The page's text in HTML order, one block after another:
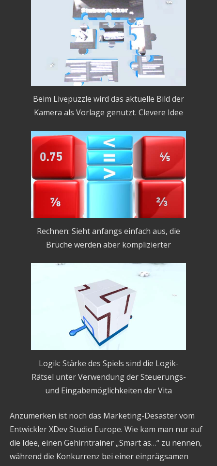
Beim Livepuzzle wird das aktuelle Bild der
Kamera als Vorlage genutzt. Clevere Idee
Rechnen: Sieht anfangs einfach aus, die
Brüche werden aber komplizierter
Logik: Stärke des Spiels sind die Logik-
Rätsel unter Verwendung der Steuerungs-
und Eingabemöglichkeiten der Vita
Anzumerken ist noch das Marketing-Desaster vom
Entwickler XDev Studio Europe. Wie kam man nur auf
die Idee, einen Gehirntrainer „Smart as…“ zu nennen,
während die Konkurrenz bei einer einprägsamen